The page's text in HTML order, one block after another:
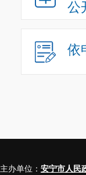
公
依
主办单位： 安宁市人民